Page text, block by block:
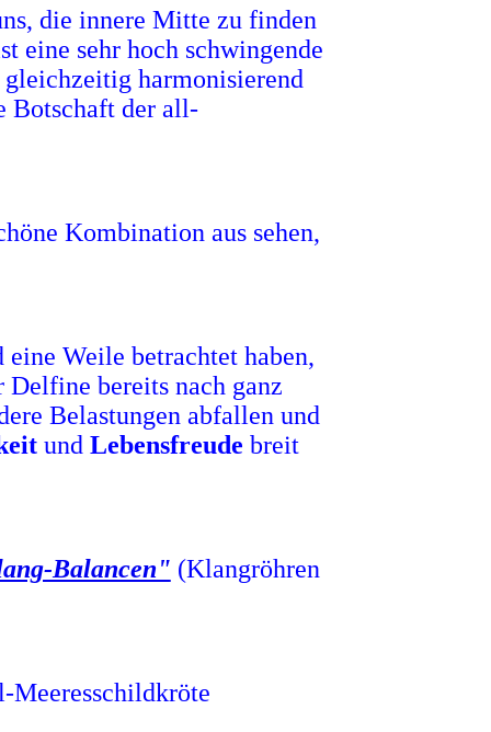
die innere Mitte zu finden
eine sehr hoch schwingende
harmonisierend
Botschaft der all-
Kombination aus sehen,
Weile betrachtet haben,
bereits nach ganz
Belastungen abfallen und
und Lebensfreude breit
Balancen" (Klangröhren